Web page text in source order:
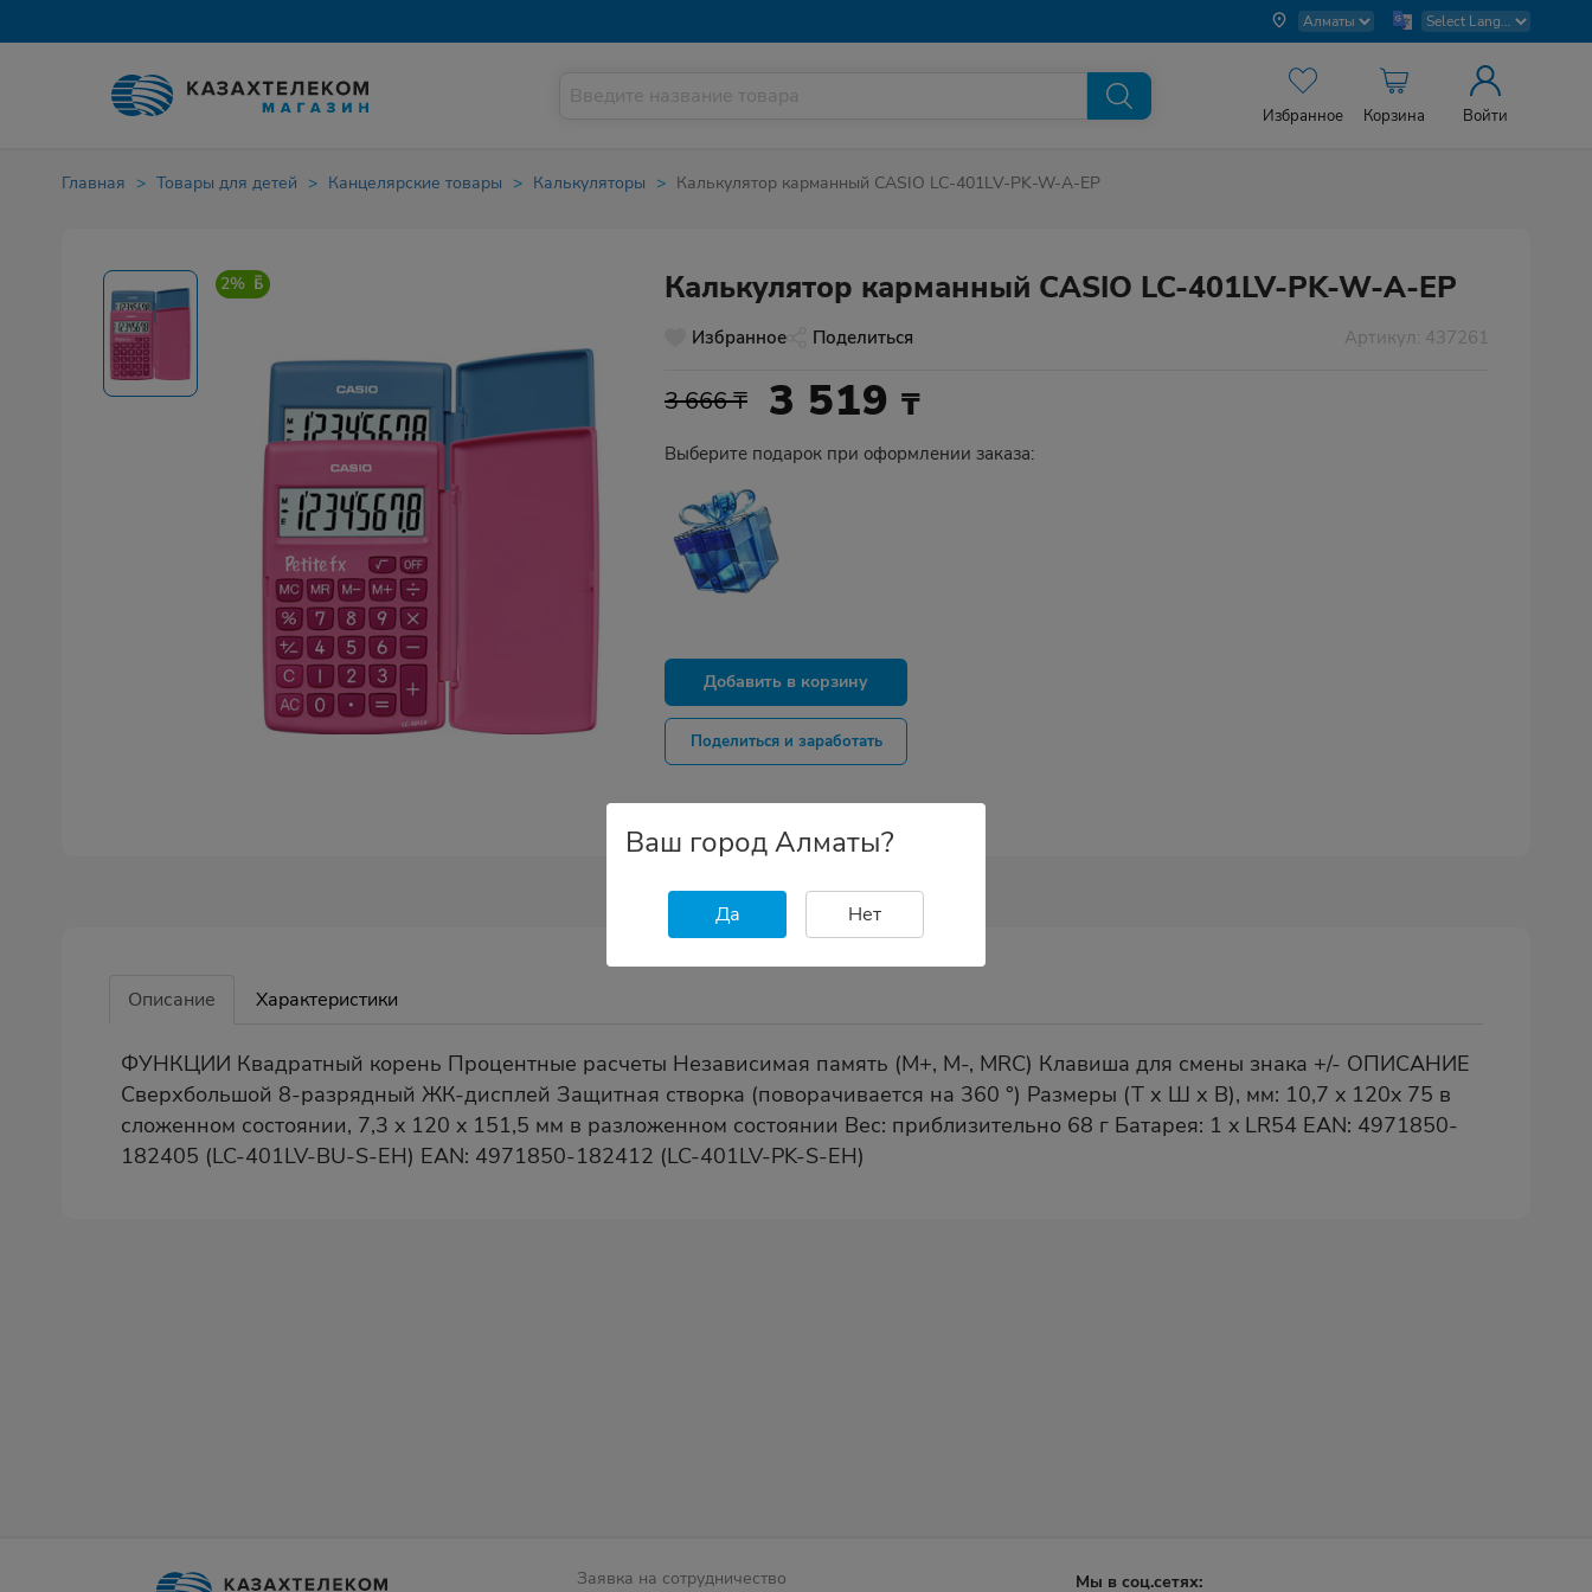
Избранное Корзина Войти
Главная Товары для детей Канцелярские товары Калькуляторы Калькулятор карманный CASIO LC-401LV-PK-W-A-EP
2% Калькулятор карманный CASIO LC-401LV-PK-W-A-EP
Избранное Поделиться Артикул: 437261
3 666 ₸ 3 519₸
Выберите подарок при оформлении заказа:
Добавить в корзину
Поделиться и заработать
Описание Характеристики
ФУНКЦИИ Квадратный корень Процентные расчеты Независимая память (M+, M-, MRC) Клавиша для смены знака +/- ОПИСАНИЕ
Сверхбольшой 8-разрядный ЖК-дисплей Защитная створка (поворачивается на 360 °) Размеры (Т х Ш х В), мм: 10,7 x 120x 75 в
сложенном состоянии, 7,3 x 120 x 151,5 мм в разложенном состоянии Вес: приблизительно 68 г Батарея: 1 x LR54 EAN: 4971850-
182405 (LC-401LV-BU-S-EH) EAN: 4971850-182412 (LC-401LV-PK-S-EH)
Заявка на сотрудничество
Мы в соц.сетях:
Ваш город Алматы?
Да Нет